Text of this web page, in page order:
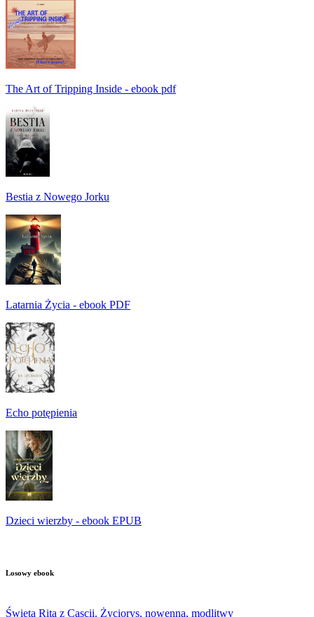
The Art of Tripping Inside - ebook pdf
Bestia z Nowego Jorku
Latarnia Życia - ebook PDF
Echo potępienia
Dzieci wierzby - ebook EPUB
Losowy ebook
Święta Rita z Cascii. Życiorys, nowenna, modlitwy